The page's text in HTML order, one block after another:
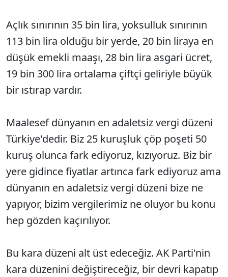
Açlık sınırının 35 bin lira, yoksulluk sınırının
113 bin lira olduğu bir yerde, 20 bin liraya en
düşük emekli maaşı, 28 bin lira asgari ücret,
19 bin 300 lira ortalama çiftçi geliriyle büyük
bir ıstırap vardır.
Maalesef dünyanın en adaletsiz vergi düzeni
Türkiye'dedir. Biz 25 kuruşluk çöp poşeti 50
kuruş olunca fark ediyoruz, kızıyoruz. Biz bir
yere gidince fiyatlar artınca fark ediyoruz ama
dünyanın en adaletsiz vergi düzeni bize ne
yapıyor, bizim vergilerimiz ne oluyor bu konu
hep gözden kaçırılıyor.
Bu kara düzeni alt üst edeceğiz. AK Parti'nin
kara düzenini değiştireceğiz, bir devri kapatıp